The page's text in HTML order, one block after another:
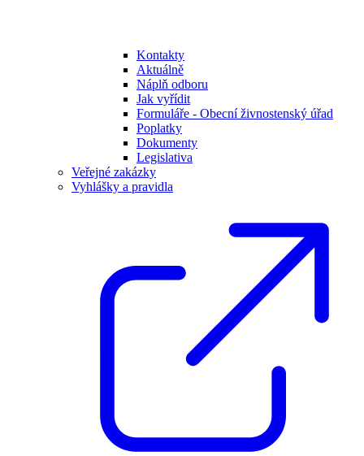
Kontakty
Aktuálně
Náplň odboru
Jak vyřídit
Formuláře - Obecní živnostenský úřad
Poplatky
Dokumenty
Legislativa
Veřejné zakázky
Vyhlášky a pravidla